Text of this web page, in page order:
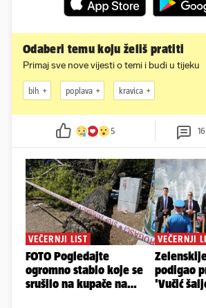
Odaberi temu koju želiš pratiti
Primaj sve nove vijesti o temi i budi u tijeku
bih poplava kravica
5 16